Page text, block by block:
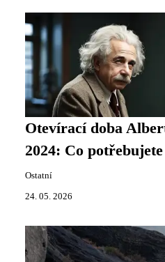
Otevírací doba
2024: Co
Ostatní
24. 05. 2026